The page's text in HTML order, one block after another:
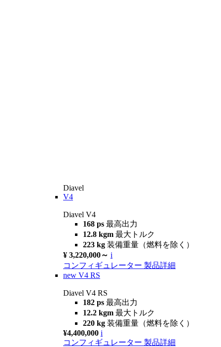
Diavel
V4
Diavel V4
168 ps 最高出力
12.8 kgm 最大トルク
223 kg 装備重量（燃料を除く）
¥ 3,220,000～ i
コンフィギュレーター 製品詳細
new V4 RS
Diavel V4 RS
182 ps 最高出力
12.2 kgm 最大トルク
220 kg 装備重量（燃料を除く）
¥4,400,000 i
コンフィギュレーター 製品詳細